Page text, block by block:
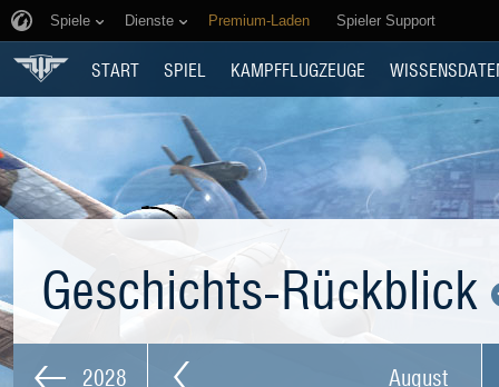
Spiele Dienste Premium-Laden Spieler Support
START SPIEL KAMPFFLUGZEUGE
Geschichts-Rückblick
2028 August